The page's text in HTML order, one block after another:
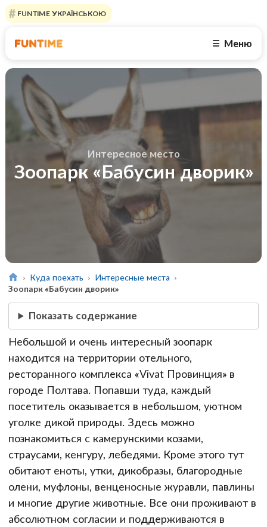
FUNTIME УКРАЇНСЬКОЮ
☰ Меню
Интересное место
Зоопарк «Бабусин дворик»
Куда поехать
Интересные места
Зоопарк «Бабусин дворик»
Показать содержание
Небольшой и очень интересный зоопарк
находится на территории отельного,
ресторанного комплекса «Vivat Провинция» в
городе Полтава. Попавши туда, каждый
посетитель оказывается в небольшом, уютном
уголке дикой природы. Здесь можно
познакомиться с камерунскими козами,
страусами, кенгуру, лебедями. Кроме этого тут
обитают еноты, утки, дикобразы, благородные
олени, муфлоны, венценосные журавли, павлины
и многие другие животные. Все они проживают в
абсолютном согласии и поддерживаются в